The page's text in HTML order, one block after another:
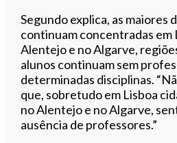
Segundo explica, as maiores
continuam concentradas em
Alentejo e no Algarve,
alunos continuam sem
determinadas disciplinas.
que, sobretudo em Lisboa
no Alentejo e no Algarve,
ausência de professores.”